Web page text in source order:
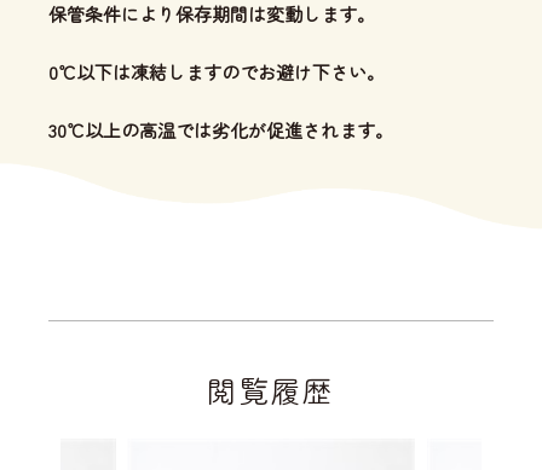
保管条件により保存期間は変動します。
0℃以下は凍結しますのでお避け下さい。
30℃以上の高温では劣化が促進されます。
閲覧履歴